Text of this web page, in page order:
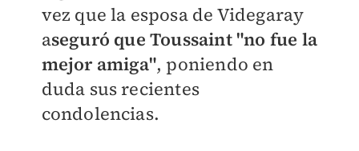
vez que la esposa de Videgaray
aseguró que Toussaint"no fue la
mejor amiga", poniendo en
duda sus recientes
condolencias.